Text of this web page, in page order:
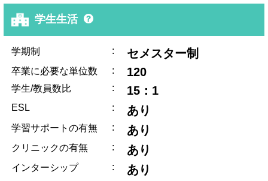
学生生活
学期制 : セメスター制
卒業に必要な単位数 : 120
学生/教員数比 : 15：1
ESL : あり
学習サポートの有無 : あり
クリニックの有無 : あり
インターシップ : あり